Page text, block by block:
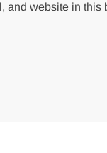
and website in this